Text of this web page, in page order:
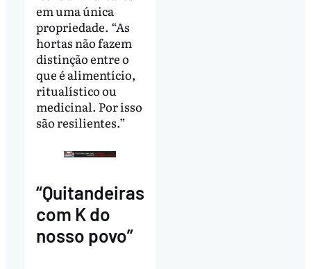
em uma única
propriedade. “As
hortas não fazem
distinção entre o
que é alimentício,
ritualístico ou
medicinal. Por isso
são resilientes.”
“Quitandeiras
com K do
nosso povo”